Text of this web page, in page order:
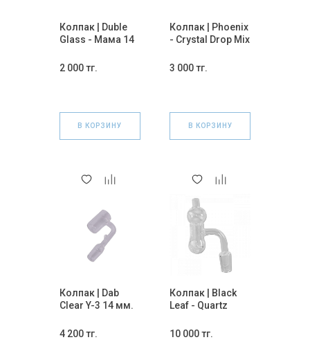
Колпак | Duble
Glass - Мама 14
2 000 тг.
В КОРЗИНУ
Колпак | Phoenix
- Crystal Drop Mix
3 000 тг.
В КОРЗИНУ
Колпак | Dab
Clear Y-3 14 мм.
4 200 тг.
Колпак | Black
Leaf - Quartz
10 000 тг.